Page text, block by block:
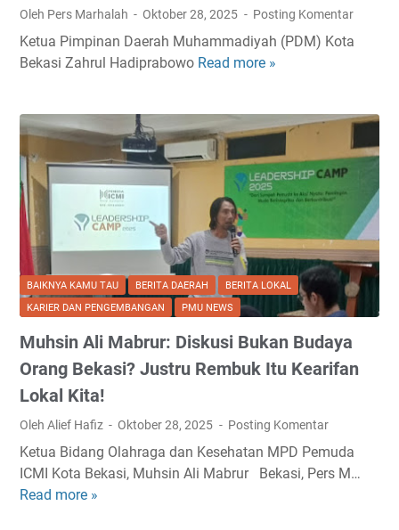
Oleh Pers Marhalah Oktober 28, 2025 Posting Komentar
Ketua Pimpinan Daerah Muhammadiyah (PDM) Kota
Bekasi Zahrul Hadiprabowo Read more »
u
a
P
D
:
P
e
m
u
d
a
r
u
s
BAIKNYA KAMU TAU BERITA DAERAH
BERITA LOKAL
KARIER DAN PENGEMBANGAN
PMU NEWS
Muhsin Ali Mabrur: Diskusi Bukan Budaya
Orang Bekasi? Justru Rembuk Itu Kearifan
Lokal Kita!
Oleh Alief Hafiz Oktober 28, 2025 Posting Komentar
Ketua Bidang Olahraga dan Kesehatan MPD Pemuda
ICMI Kota Bekasi, Muhsin Ali Mabrur Bekasi, Pers M…
Read more »